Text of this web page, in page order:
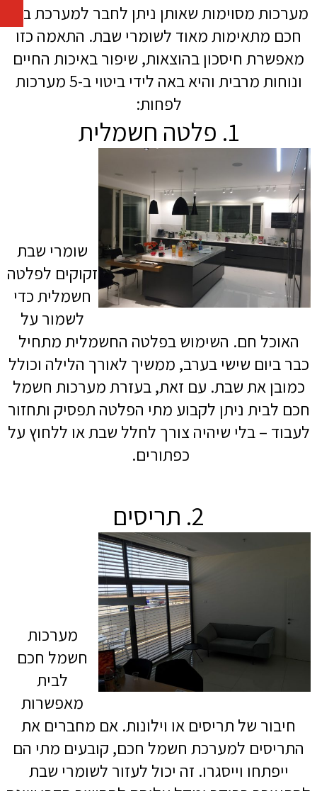
מערכות מסוימות שאותן ניתן לחבר למערכת בית
חכם מתאימות מאוד לשומרי שבת. התאמה כזו
מאפשרת חיסכון בהוצאות, שיפור באיכות החיים
ונוחות מרבית והיא באה לידי ביטוי ב-5 מערכות
לפחות:
1. פלטה חשמלית
שומרי שבת
זקוקים לפלטה
חשמלית כדי
לשמור על
האוכל חם. השימוש בפלטה החשמלית מתחיל
כבר ביום שישי בערב, ממשיך לאורך הלילה וכולל
כמובן את שבת. עם זאת, בעזרת מערכות חשמל
חכם לבית ניתן לקבוע מתי הפלטה תפסיק ותחזור
לעבוד – בלי שיהיה צורך לחלל שבת או ללחוץ על
כפתורים.
2. תריסים
מערכות
חשמל חכם
לבית
מאפשרות
חיבור של תריסים או וילונות. אם מחברים את
התריסים למערכת חשמל חכם, קובעים מתי הם
ייפתחו וייסגרו. זה יכול לעזור לשומרי שבת